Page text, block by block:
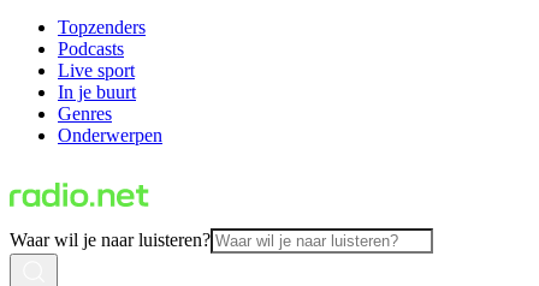
Topzenders
Podcasts
Live sport
In je buurt
Genres
Onderwerpen
Waar wil je naar luisteren?